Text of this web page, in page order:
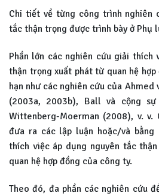
Chi tiết về từng công trình nghiên
tắc thận trọng được trình bày ở Phụ
Phần lớn các nghiên cứu giải thích
thận trọng xuất phát từ quan hệ
hạn như các nghiên cứu của
(2003a, 2003b), Ball và cộng
Wittenberg-Moerman (2008), v. v.
đưa ra các lập luận hoặc/và bằng
thích việc áp dụng nguyên tắc
quan hệ hợp đồng của công ty.
Theo đó, đa phần các nghiên cứu